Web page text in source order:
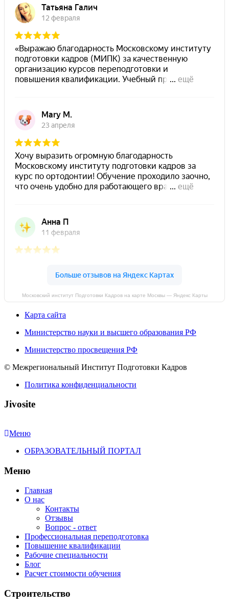
Московский институт Подготовки Кадров на карте Москвы — Яндекс Карты
Карта сайта
Министерство науки и высшего образования РФ
Министерство просвещения РФ
© Межрегиональный Институт Подготовки Кадров
Политика конфиденциальности
Jivosite
Меню
ОБРАЗОВАТЕЛЬНЫЙ ПОРТАЛ
Меню
Главная
О нас
Контакты
Отзывы
Вопрос - ответ
Профессиональная переподготовка
Повышение квалификации
Рабочие специальности
Блог
Расчет стоимости обучения
Строительство